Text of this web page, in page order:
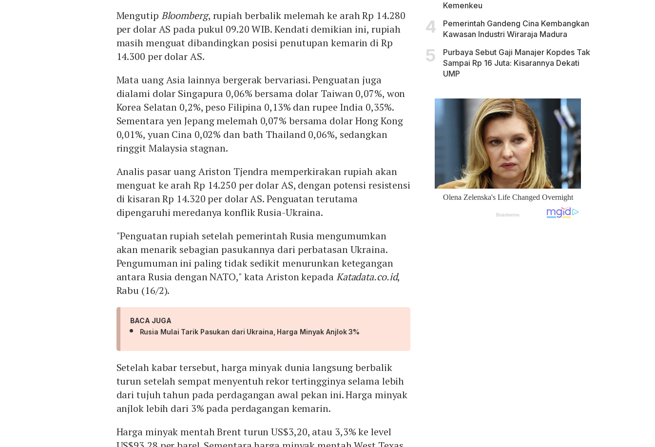
Mengutip Bloomberg, rupiah berbalik melemah ke arah Rp 14.280
per dolar AS pada pukul 09.20 WIB. Kendati demikian ini, rupiah
masih menguat dibandingkan posisi penutupan kemarin di Rp
14.300 per dolar AS.
Mata uang Asia lainnya bergerak bervariasi. Penguatan juga
dialami dolar Singapura 0,06% bersama dolar Taiwan 0,07%, won
Korea Selatan 0,2%, peso Filipina 0,13% dan rupee India 0,35%.
Sementara yen Jepang melemah 0,07% bersama dolar Hong Kong
0,01%, yuan Cina 0,02% dan bath Thailand 0,06%, sedangkan
ringgit Malaysia stagnan.
Analis pasar uang Ariston Tjendra memperkirakan rupiah akan
menguat ke arah Rp 14.250 per dolar AS, dengan potensi resistensi
di kisaran Rp 14.320 per dolar AS. Penguatan terutama
dipengaruhi meredanya konflik Rusia-Ukraina.
"Penguatan rupiah setelah pemerintah Rusia mengumumkan
akan menarik sebagian pasukannya dari perbatasan Ukraina.
Pengumuman ini paling tidak sedikit menurunkan ketegangan
antara Rusia dengan NATO," kata Ariston kepadaKatadata.co.id,
Rabu (16/2).
BACA JUGA
Rusia Mulai Tarik Pasukan dari Ukraina, Harga Minyak Anjlok 3%
Setelah kabar tersebut, harga minyak dunia langsung berbalik
turun setelah sempat menyentuh rekor tertingginya selama lebih
dari tujuh tahun pada perdagangan awal pekan ini. Harga minyak
anjlok lebih dari 3% pada perdagangan kemarin.
Harga minyak mentah Brent turun US$3,20, atau 3,3% ke level
Kemenkeu
Pemerintah Gandeng Cina Kembangkan
Kawasan Industri Wiraraja Madura
Purbaya Sebut Gaji Manajer Kopdes Tak
Sampai Rp 16 Juta: Kisarannya Dekati
UMP